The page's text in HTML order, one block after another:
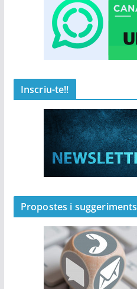
Inscriu-te!!
Propostes i suggeriments